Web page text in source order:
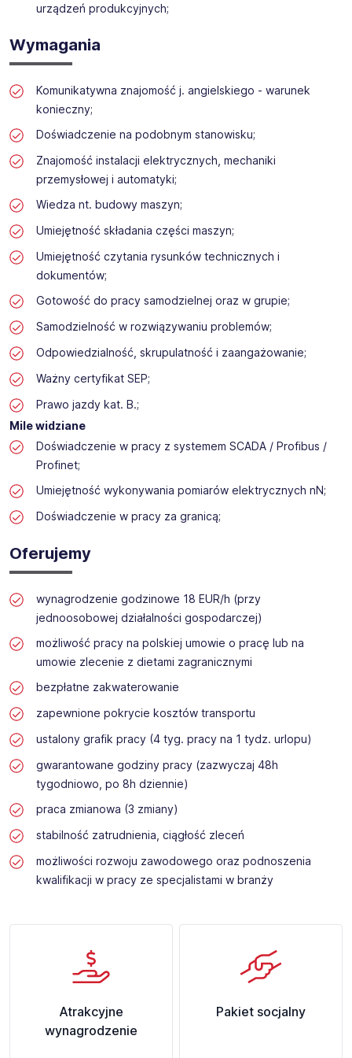
Naszym priorytetem jest profesjonalizm i dbałość o
Razem budujemy przyszłość zautomatyzowanej logistyki!
urządzeń produkcyjnych;
Wymagania
Komunikatywna znajomość j. angielskiego - warunek
konieczny;
Doświadczenie na podobnym stanowisku;
Znajomość instalacji elektrycznych, mechaniki
przemysłowej i automatyki;
Wiedza nt. budowy maszyn;
Umiejętność składania części maszyn;
Umiejętność czytania rysunków technicznych i
dokumentów;
Gotowość do pracy samodzielnej oraz w grupie;
Samodzielność w rozwiązywaniu problemów;
Odpowiedzialność, skrupulatność i zaangażowanie;
Ważny certyfikat SEP;
Prawo jazdy kat. B.;
Mile widziane
Doświadczenie w pracy z systemem SCADA / Profibus /
Profinet;
Umiejętność wykonywania pomiarów elektrycznych nN;
Doświadczenie w pracy za granicą;
Oferujemy
wynagrodzenie godzinowe 18 EUR/h (przy
jednoosobowej działalności gospodarczej)
możliwość pracy na polskiej umowie o pracę lub na
umowie zlecenie z dietami zagranicznymi
bezpłatne zakwaterowanie
zapewnione pokrycie kosztów transportu
ustalony grafik pracy (4 tyg. pracy na 1 tydz. urlopu)
gwarantowane godziny pracy (zazwyczaj 48h
tygodniowo, po 8h dziennie)
praca zmianowa (3 zmiany)
stabilność zatrudnienia, ciągłość zleceń
możliwości rozwoju zawodowego oraz podnoszenia
kwalifikacji w pracy ze specjalistami w branży
Atrakcyjne
wynagrodzenie
Pakiet socjalny